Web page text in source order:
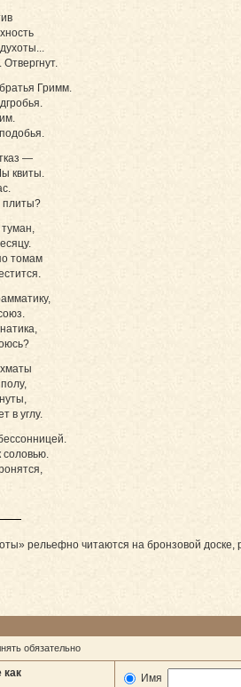
Гримм.
—
квиты.
плиты?
томам
в углу.
рельефно читаются на бронзовой
обязательно
как Имя